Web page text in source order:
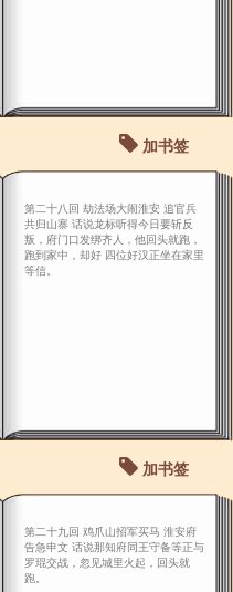
加书签
第二十八回 劫法场大闹淮安 追官兵
共归山寨 话说龙标听得今日要斩反
叛，府门口发绑齐人，他回头就跑，
跑到家中，却好 四位好汉正坐在家里
等信。
加书签
第二十九回 鸡爪山招军买马 淮安府
告急申文 话说那知府同王守备等正与
罗琨交战，忽见城里火起，回头就
跑。